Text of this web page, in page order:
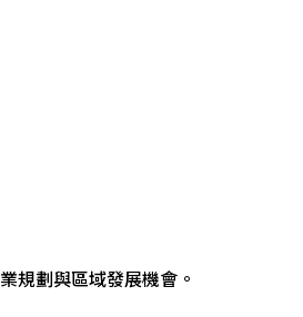
規劃與區域發展機會。